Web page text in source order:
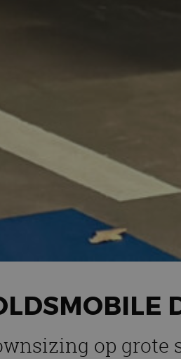
op grote